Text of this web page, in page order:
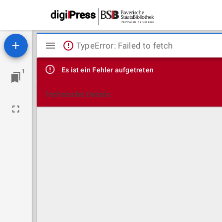
1
Mirador
Viewer
TypeError: Failed to fetch
Es ist ein Fehler aufgetreten
Technische Details